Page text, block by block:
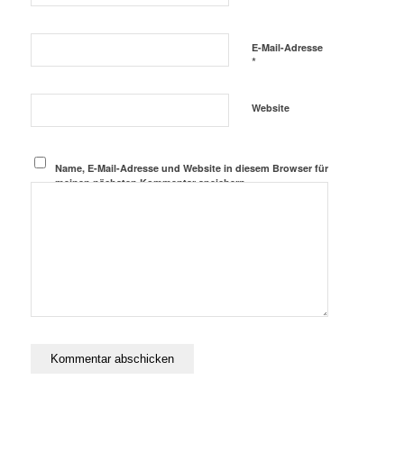
E-Mail-Adresse
*
Website
Name, E-Mail-Adresse und Website in diesem Browser für
meinen nächsten Kommentar speichern.